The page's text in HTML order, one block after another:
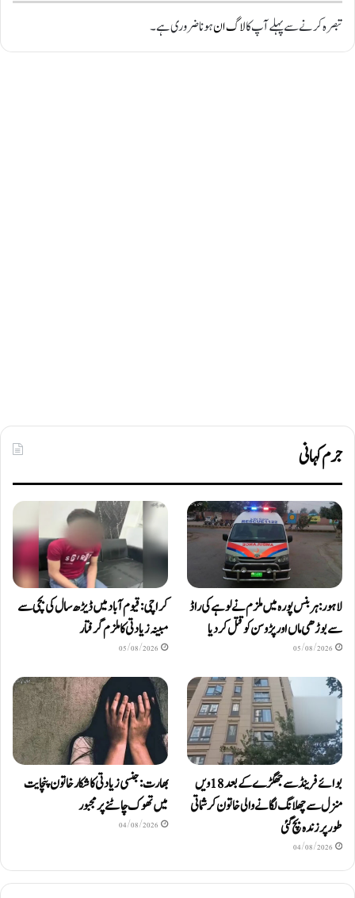
تبصرہ کرنے سے پہلے آپ کالاگ انہونا ضروری ہے۔
جرم کہانی
لاہور: ہربنس پورہ میں ملزم نے لوہے کی راڈ
سے بوڑھی ماں اور پڑوسن کو قتل کر دیا
05/08/2026
کراچی: قیوم آباد میں ڈیڑھ سال کی بچی سے
مبینہ زیادتی کا ملزم گرفتار
05/08/2026
بوائے فرینڈ سے جھگڑے کے بعد 18 ویں
منزل سے چھلانگ لگانے والی خاتون کرشماتی
طور پر زندہ بچ گئی
04/08/2026
بھارت: جنسی زیادتی کا شکار خاتون پنچایت
میں تھوک چاٹنے پر مجبور
04/08/2026